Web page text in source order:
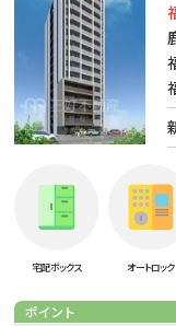
宅配ボックス オートロック
ポイント